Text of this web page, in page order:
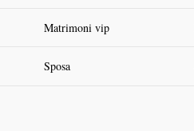
Matrimoni vip
Sposa